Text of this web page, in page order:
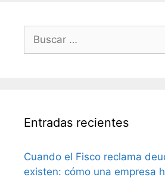
Entradas recientes
Cuando el Fisco reclama
existen: cómo una empresa